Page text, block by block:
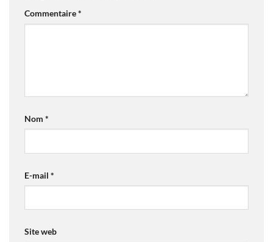
Commentaire*
Nom *
E-mail *
Site web